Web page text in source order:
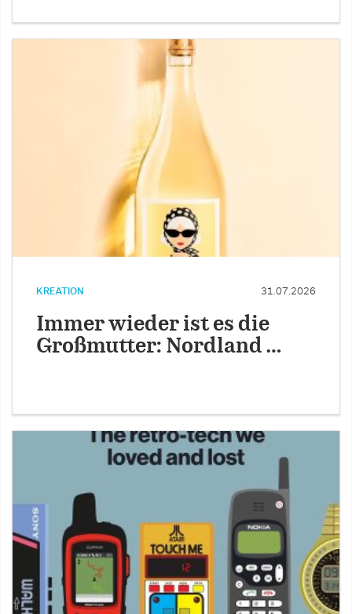
KREATION 31.07.2026
Immer wieder ist es die
Großmutter: Nordland …